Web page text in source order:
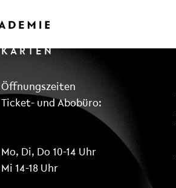
KARTEN
Öffnungszeiten
Ticket- und Abobüro:
Mo, Di, Do 10-14 Uhr
Mi 14-18 Uhr